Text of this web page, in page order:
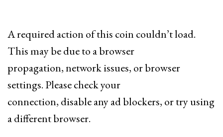
A required action of this coin couldn’t load.
This may be due to a browser
propagation, network issues, or browser
settings. Please check your
connection, disable any ad blockers, or try using
a different browser.